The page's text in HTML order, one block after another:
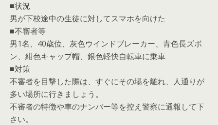
■状況
男が下校途中の生徒に対してスマホを向けた
■不審者等
男1名、40歳位、灰色ウインドブレーカー、青色長ズボ
ン、紺色キャップ帽、銀色軽快自転車に乗車
■対策
不審者を目撃した際は、すぐにその場を離れ、人通りが
多い場所に行きましょう。
不審者の特徴や車のナンバー等を控え警察に通報して下
さい。